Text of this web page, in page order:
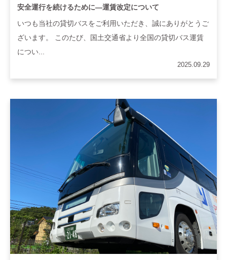
安全運行を続けるために―運賃改定について
いつも当社の貸切バスをご利用いただき、誠にありがとうご
ざいます。 このたび、国土交通省より全国の貸切バス運賃
につい...
2025.09.29